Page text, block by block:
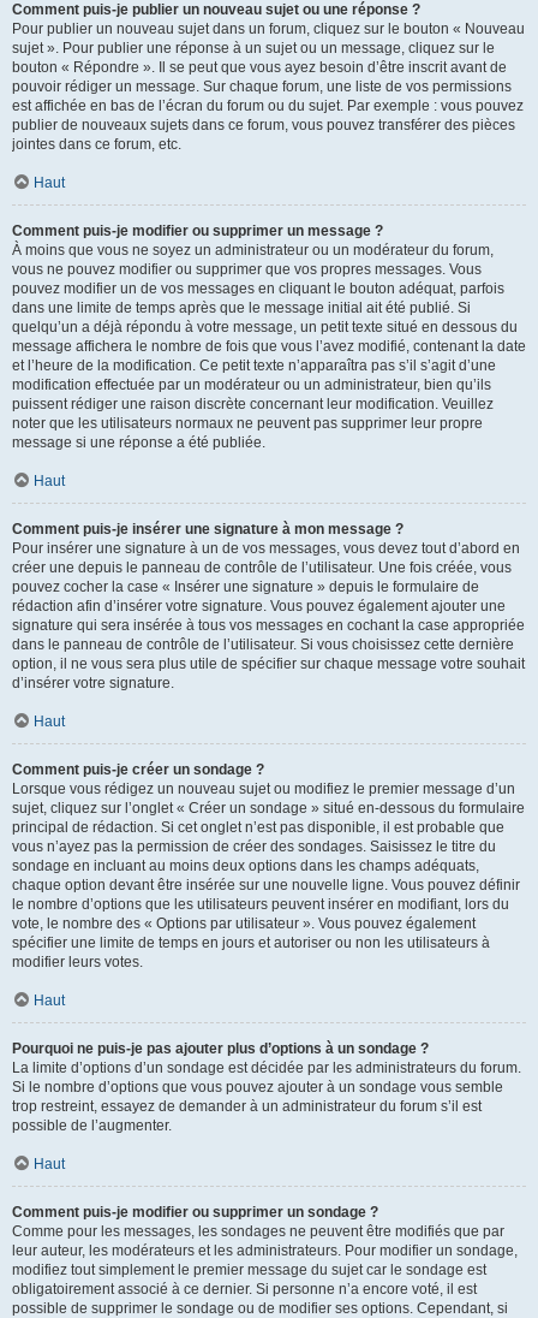
Comment puis-je publier un nouveau sujet ou une réponse ?
Pour publier un nouveau sujet dans un forum, cliquez sur le bouton « Nouveau
sujet ». Pour publier une réponse à un sujet ou un message, cliquez sur le
bouton « Répondre ». Il se peut que vous ayez besoin d’être inscrit avant de
pouvoir rédiger un message. Sur chaque forum, une liste de vos permissions
est affichée en bas de l’écran du forum ou du sujet. Par exemple : vous pouvez
publier de nouveaux sujets dans ce forum, vous pouvez transférer des pièces
jointes dans ce forum, etc.
Haut
Comment puis-je modifier ou supprimer un message ?
À moins que vous ne soyez un administrateur ou un modérateur du forum,
vous ne pouvez modifier ou supprimer que vos propres messages. Vous
pouvez modifier un de vos messages en cliquant le bouton adéquat, parfois
dans une limite de temps après que le message initial ait été publié. Si
quelqu’un a déjà répondu à votre message, un petit texte situé en dessous du
message affichera le nombre de fois que vous l’avez modifié, contenant la date
et l’heure de la modification. Ce petit texte n’apparaîtra pas s’il s’agit d’une
modification effectuée par un modérateur ou un administrateur, bien qu’ils
puissent rédiger une raison discrète concernant leur modification. Veuillez
noter que les utilisateurs normaux ne peuvent pas supprimer leur propre
message si une réponse a été publiée.
Haut
Comment puis-je insérer une signature à mon message ?
Pour insérer une signature à un de vos messages, vous devez tout d’abord en
créer une depuis le panneau de contrôle de l’utilisateur. Une fois créée, vous
pouvez cocher la case « Insérer une signature » depuis le formulaire de
rédaction afin d’insérer votre signature. Vous pouvez également ajouter une
signature qui sera insérée à tous vos messages en cochant la case appropriée
dans le panneau de contrôle de l’utilisateur. Si vous choisissez cette dernière
option, il ne vous sera plus utile de spécifier sur chaque message votre souhait
d’insérer votre signature.
Haut
Comment puis-je créer un sondage ?
Lorsque vous rédigez un nouveau sujet ou modifiez le premier message d’un
sujet, cliquez sur l’onglet « Créer un sondage » situé en-dessous du formulaire
principal de rédaction. Si cet onglet n’est pas disponible, il est probable que
vous n’ayez pas la permission de créer des sondages. Saisissez le titre du
sondage en incluant au moins deux options dans les champs adéquats,
chaque option devant être insérée sur une nouvelle ligne. Vous pouvez définir
le nombre d’options que les utilisateurs peuvent insérer en modifiant, lors du
vote, le nombre des « Options par utilisateur ». Vous pouvez également
spécifier une limite de temps en jours et autoriser ou non les utilisateurs à
modifier leurs votes.
Haut
Pourquoi ne puis-je pas ajouter plus d’options à un sondage ?
La limite d’options d’un sondage est décidée par les administrateurs du forum.
Si le nombre d’options que vous pouvez ajouter à un sondage vous semble
trop restreint, essayez de demander à un administrateur du forum s’il est
possible de l’augmenter.
Haut
Comment puis-je modifier ou supprimer un sondage ?
Comme pour les messages, les sondages ne peuvent être modifiés que par
leur auteur, les modérateurs et les administrateurs. Pour modifier un sondage,
modifiez tout simplement le premier message du sujet car le sondage est
obligatoirement associé à ce dernier. Si personne n’a encore voté, il est
possible de supprimer le sondage ou de modifier ses options. Cependant, si